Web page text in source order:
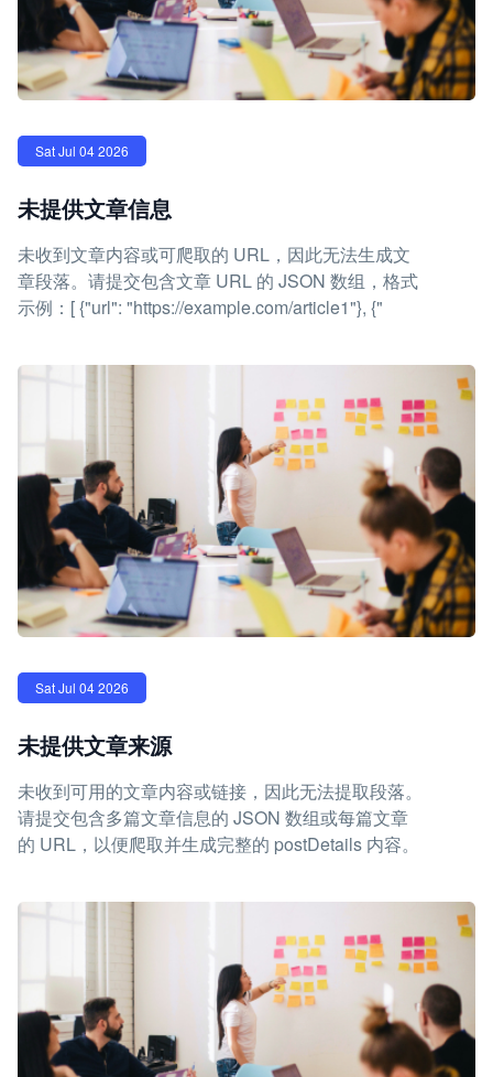
Sat Jul 04 2026
未提供文章信息
未收到文章内容或可爬取的 URL，因此无法生成文
章段落。请提交包含文章 URL 的 JSON 数组，格式
示例：[ {"url": "https://example.com/article1"}, {"
Sat Jul 04 2026
未提供文章来源
未收到可用的文章内容或链接，因此无法提取段落。
请提交包含多篇文章信息的 JSON 数组或每篇文章
的 URL，以便爬取并生成完整的 postDetails 内容。